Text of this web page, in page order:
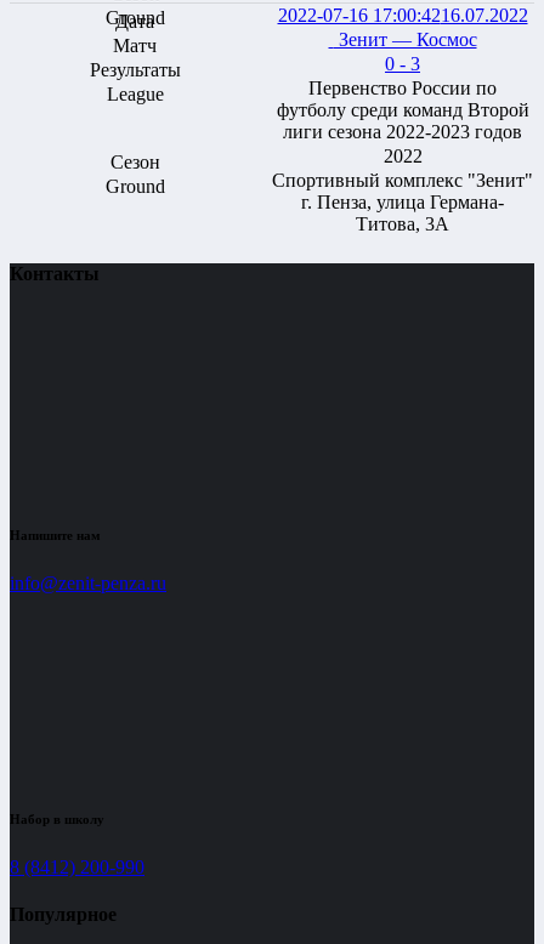
2022-07-16 17:00:4216.07.2022
Зенит — Космос
0 - 3
Первенство России по
футболу среди команд Второй
лиги сезона 2022-2023 годов
2022
Спортивный комплекс "Зенит"
г. Пенза, улица Германа-
Титова, 3А
Контакты
Напишите нам
info@zenit-penza.ru
Набор в школу
8 (8412) 200-990
Популярное